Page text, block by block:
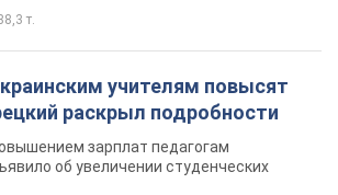
т.
учителям повысят
раскрыл подробности
зарплат педагогам
об увеличении студенческих